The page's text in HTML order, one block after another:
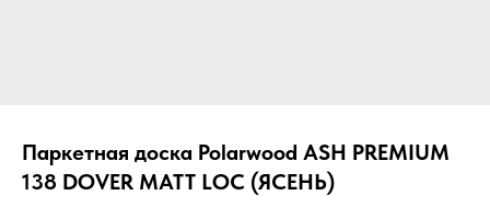
Паркетная доска Polarwood ASH PREMIUM
138 DOVER MATT LOC (ЯСЕНЬ)